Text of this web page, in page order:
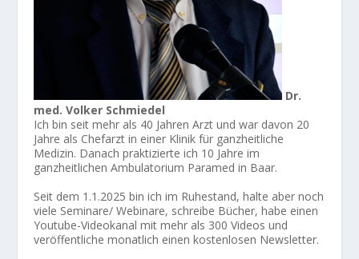
Dr.
med. Volker Schmiedel
Ich bin seit mehr als 40 Jahren Arzt und war davon 20
Jahre als Chefarzt in einer Klinik für ganzheitliche
Medizin. Danach praktizierte ich 10 Jahre im
ganzheitlichen Ambulatorium Paramed in Baar.
Seit dem 1.1.2025 bin ich im Ruhestand, halte aber noch
viele Seminare/ Webinare, schreibe Bücher, habe einen
Youtube-Videokanal mit mehr als 300 Videos und
veröffentliche monatlich einen kostenlosen Newsletter.